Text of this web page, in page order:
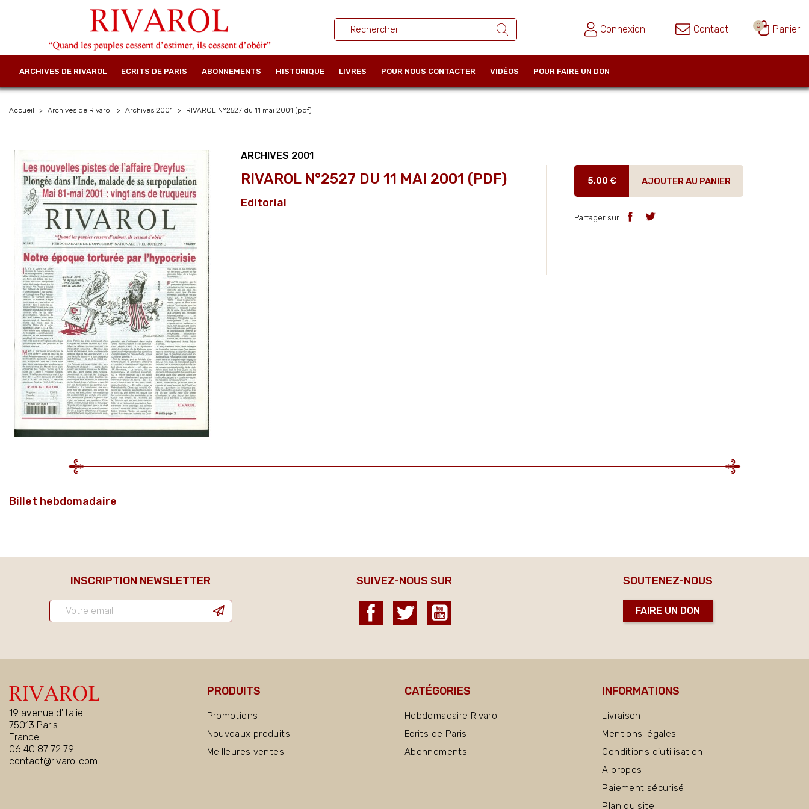
Connexion Contact 0 Panier
ARCHIVES DE RIVAROL ECRITS DE PARIS ABONNEMENTS HISTORIQUE LIVRES POUR NOUS CONTACTER VIDÉOS POUR FAIRE UN DON
Accueil Archives de Rivarol Archives 2001 RIVAROL N°2527 du 11 mai 2001 (pdf)
ARCHIVES 2001
RIVAROL N°2527 DU 11 MAI 2001 (PDF)
Editorial
5,00 € AJOUTER AU PANIER
Partager sur
Billet hebdomadaire
INSCRIPTION NEWSLETTER SUIVEZ-NOUS SUR
Facebook Twitter
SOUTENEZ-NOUS
FAIRE UN DON
19 avenue d'Italie
75013 Paris
France
06 40 87 72 79
contact@rivarol.com
PRODUITS
Promotions
Nouveaux produits
Meilleures ventes
CATÉGORIES
Hebdomadaire Rivarol
Ecrits de Paris
Abonnements
INFORMATIONS
Livraison
Mentions légales
Conditions d'utilisation
A propos
Paiement sécurisé
Plan du site